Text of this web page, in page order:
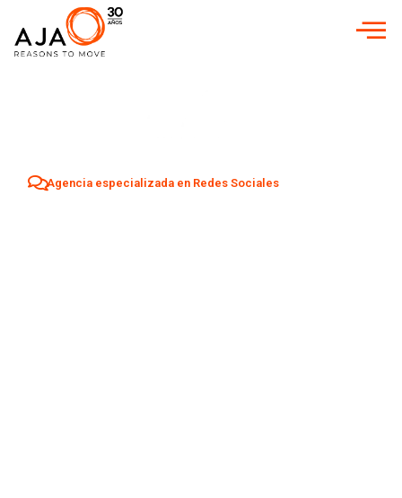
Agencia especializada en Redes Sociales